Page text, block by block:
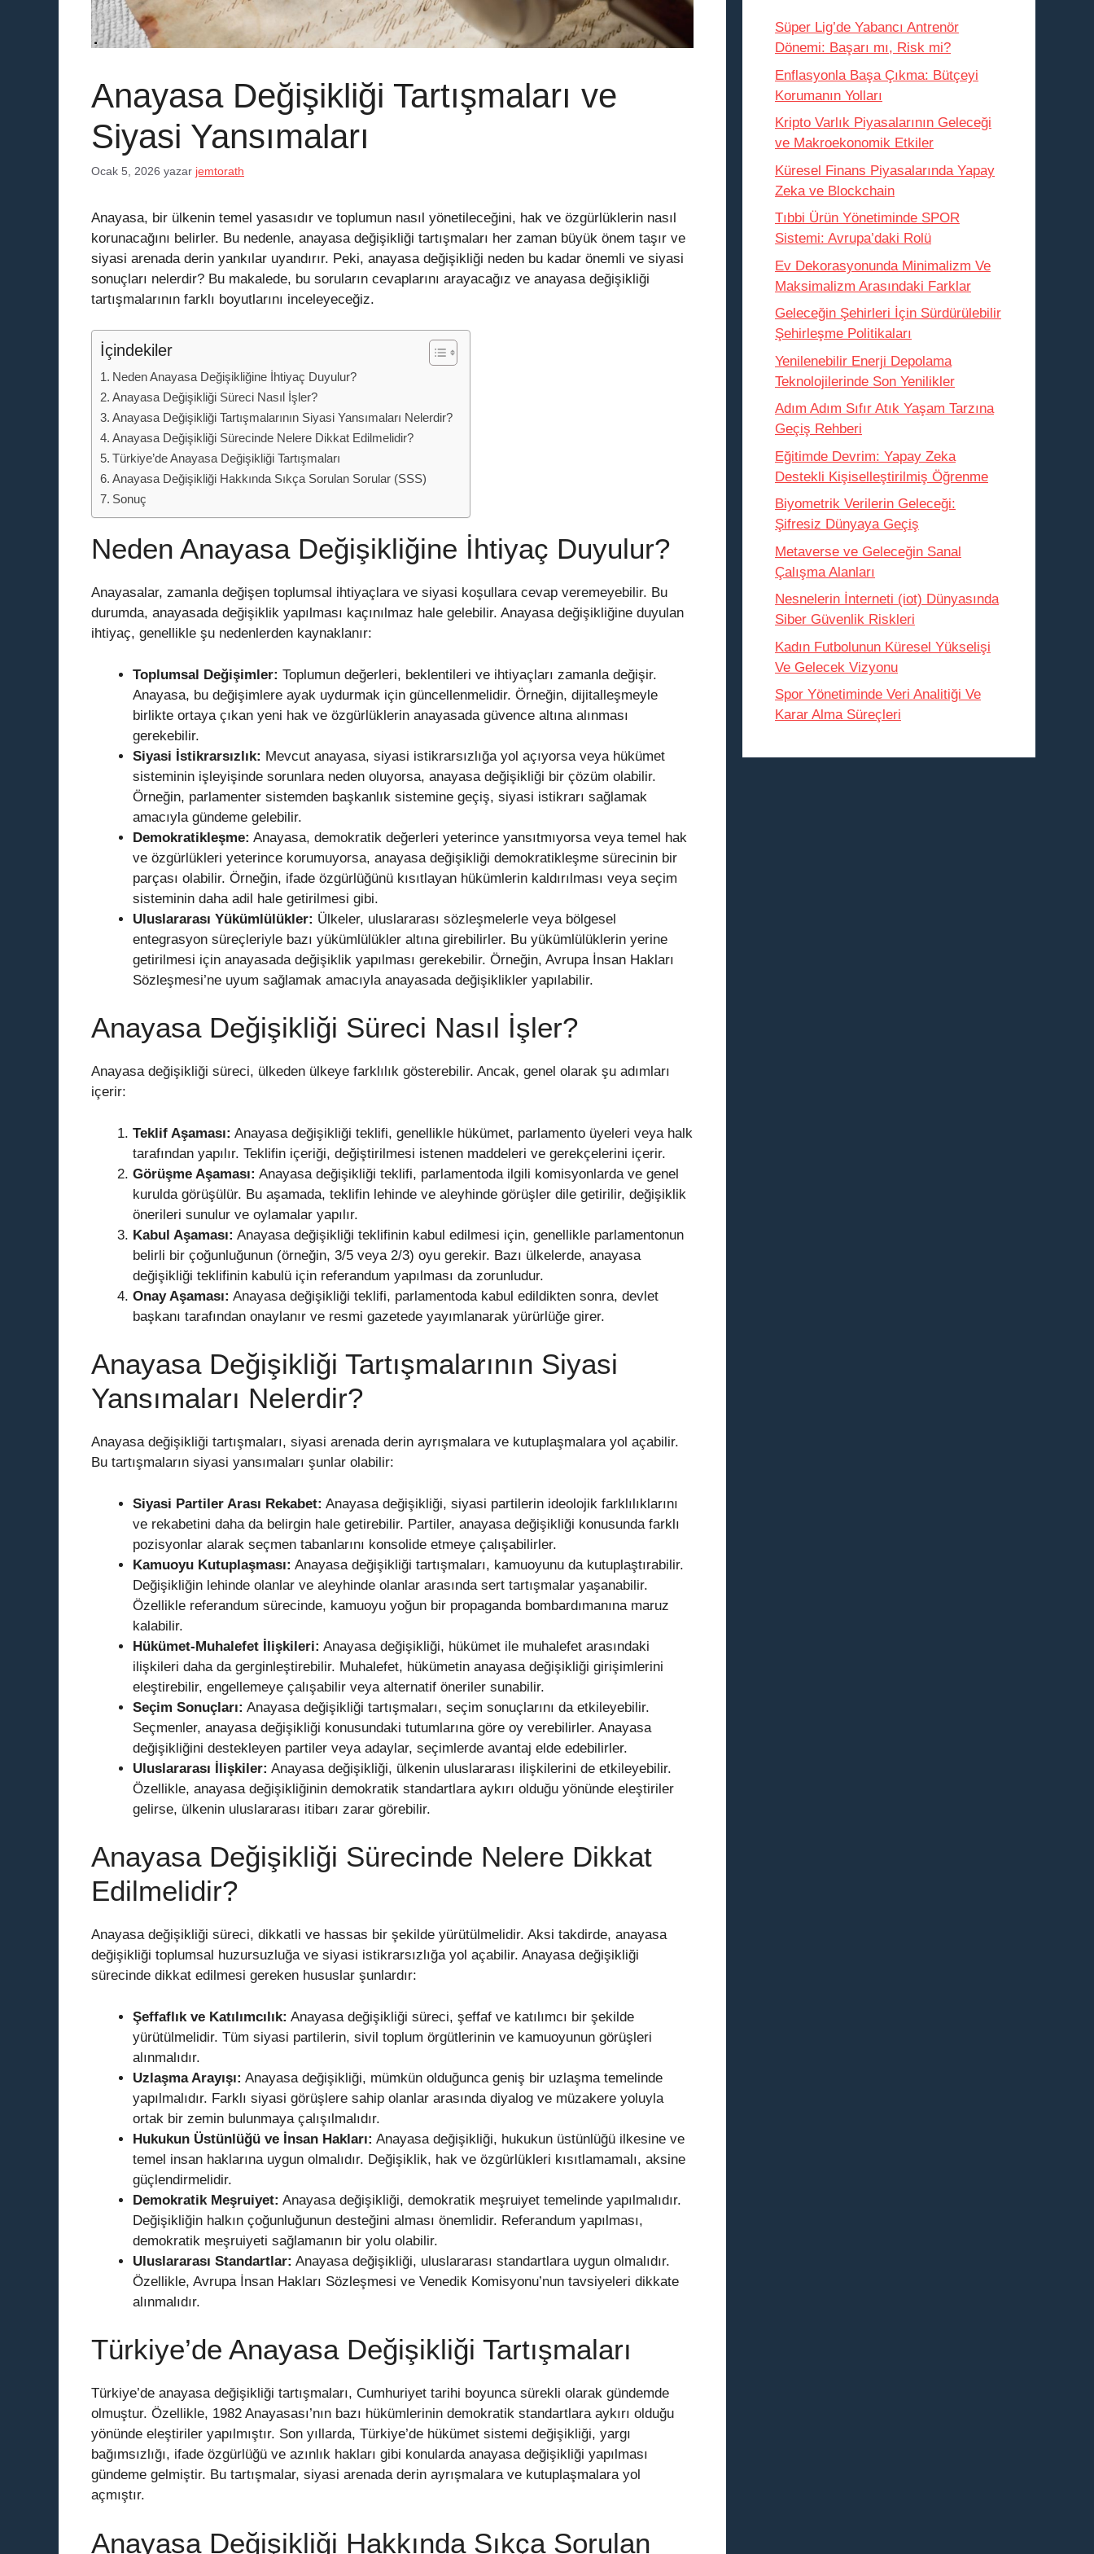
Anayasa Değişikliği Tartışmaları ve
Siyasi Yansımaları
Ocak 5, 2026 yazar jemtorath
Anayasa, bir ülkenin temel yasasıdır ve toplumun nasıl yönetileceğini, hak ve özgürlüklerin nasıl
korunacağını belirler. Bu nedenle, anayasa değişikliği tartışmaları her zaman büyük önem taşır ve
siyasi arenada derin yankılar uyandırır. Peki, anayasa değişikliği neden bu kadar önemli ve siyasi
sonuçları nelerdir? Bu makalede, bu soruların cevaplarını arayacağız ve anayasa değişikliği
tartışmalarının farklı boyutlarını inceleyeceğiz.
İçindekiler
Neden Anayasa Değişikliğine İhtiyaç Duyulur?
Anayasa Değişikliği Süreci Nasıl İşler?
Anayasa Değişikliği Tartışmalarının Siyasi Yansımaları Nelerdir?
Anayasa Değişikliği Sürecinde Nelere Dikkat Edilmelidir?
Türkiye’de Anayasa Değişikliği Tartışmaları
Anayasa Değişikliği Hakkında Sıkça Sorulan Sorular (SSS)
Sonuç
Neden Anayasa Değişikliğine İhtiyaç Duyulur?
Anayasalar, zamanla değişen toplumsal ihtiyaçlara ve siyasi koşullara cevap veremeyebilir. Bu
durumda, anayasada değişiklik yapılması kaçınılmaz hale gelebilir. Anayasa değişikliğine duyulan
ihtiyaç, genellikle şu nedenlerden kaynaklanır:
Toplumsal Değişimler: Toplumun değerleri, beklentileri ve ihtiyaçları zamanla değişir.
Anayasa, bu değişimlere ayak uydurmak için güncellenmelidir. Örneğin, dijitalleşmeyle
birlikte ortaya çıkan yeni hak ve özgürlüklerin anayasada güvence altına alınması
gerekebilir.
Siyasi İstikrarsızlık: Mevcut anayasa, siyasi istikrarsızlığa yol açıyorsa veya hükümet
sisteminin işleyişinde sorunlara neden oluyorsa, anayasa değişikliği bir çözüm olabilir.
Örneğin, parlamenter sistemden başkanlık sistemine geçiş, siyasi istikrarı sağlamak
amacıyla gündeme gelebilir.
Demokratikleşme: Anayasa, demokratik değerleri yeterince yansıtmıyorsa veya temel hak
ve özgürlükleri yeterince korumuyorsa, anayasa değişikliği demokratikleşme sürecinin bir
parçası olabilir. Örneğin, ifade özgürlüğünü kısıtlayan hükümlerin kaldırılması veya seçim
sisteminin daha adil hale getirilmesi gibi.
Uluslararası Yükümlülükler: Ülkeler, uluslararası sözleşmelerle veya bölgesel
entegrasyon süreçleriyle bazı yükümlülükler altına girebilirler. Bu yükümlülüklerin yerine
getirilmesi için anayasada değişiklik yapılması gerekebilir. Örneğin, Avrupa İnsan Hakları
Sözleşmesi’ne uyum sağlamak amacıyla anayasada değişiklikler yapılabilir.
Anayasa Değişikliği Süreci Nasıl İşler?
Anayasa değişikliği süreci, ülkeden ülkeye farklılık gösterebilir. Ancak, genel olarak şu adımları
içerir:
Teklif Aşaması: Anayasa değişikliği teklifi, genellikle hükümet, parlamento üyeleri veya halk
tarafından yapılır. Teklifin içeriği, değiştirilmesi istenen maddeleri ve gerekçelerini içerir.
Görüşme Aşaması: Anayasa değişikliği teklifi, parlamentoda ilgili komisyonlarda ve genel
kurulda görüşülür. Bu aşamada, teklifin lehinde ve aleyhinde görüşler dile getirilir, değişiklik
önerileri sunulur ve oylamalar yapılır.
Kabul Aşaması: Anayasa değişikliği teklifinin kabul edilmesi için, genellikle parlamentonun
belirli bir çoğunluğunun (örneğin, 3/5 veya 2/3) oyu gerekir. Bazı ülkelerde, anayasa
değişikliği teklifinin kabulü için referandum yapılması da zorunludur.
Onay Aşaması: Anayasa değişikliği teklifi, parlamentoda kabul edildikten sonra, devlet
başkanı tarafından onaylanır ve resmi gazetede yayımlanarak yürürlüğe girer.
Anayasa Değişikliği Tartışmalarının Siyasi
Yansımaları Nelerdir?
Anayasa değişikliği tartışmaları, siyasi arenada derin ayrışmalara ve kutuplaşmalara yol açabilir.
Bu tartışmaların siyasi yansımaları şunlar olabilir:
Siyasi Partiler Arası Rekabet: Anayasa değişikliği, siyasi partilerin ideolojik farklılıklarını
ve rekabetini daha da belirgin hale getirebilir. Partiler, anayasa değişikliği konusunda farklı
pozisyonlar alarak seçmen tabanlarını konsolide etmeye çalışabilirler.
Kamuoyu Kutuplaşması: Anayasa değişikliği tartışmaları, kamuoyunu da kutuplaştırabilir.
Değişikliğin lehinde olanlar ve aleyhinde olanlar arasında sert tartışmalar yaşanabilir.
Özellikle referandum sürecinde, kamuoyu yoğun bir propaganda bombardımanına maruz
kalabilir.
Hükümet-Muhalefet İlişkileri: Anayasa değişikliği, hükümet ile muhalefet arasındaki
ilişkileri daha da gerginleştirebilir. Muhalefet, hükümetin anayasa değişikliği girişimlerini
eleştirebilir, engellemeye çalışabilir veya alternatif öneriler sunabilir.
Seçim Sonuçları: Anayasa değişikliği tartışmaları, seçim sonuçlarını da etkileyebilir.
Seçmenler, anayasa değişikliği konusundaki tutumlarına göre oy verebilirler. Anayasa
değişikliğini destekleyen partiler veya adaylar, seçimlerde avantaj elde edebilirler.
Uluslararası İlişkiler: Anayasa değişikliği, ülkenin uluslararası ilişkilerini de etkileyebilir.
Özellikle, anayasa değişikliğinin demokratik standartlara aykırı olduğu yönünde eleştiriler
gelirse, ülkenin uluslararası itibarı zarar görebilir.
Anayasa Değişikliği Sürecinde Nelere Dikkat
Edilmelidir?
Anayasa değişikliği süreci, dikkatli ve hassas bir şekilde yürütülmelidir. Aksi takdirde, anayasa
değişikliği toplumsal huzursuzluğa ve siyasi istikrarsızlığa yol açabilir. Anayasa değişikliği
sürecinde dikkat edilmesi gereken hususlar şunlardır:
Şeffaflık ve Katılımcılık: Anayasa değişikliği süreci, şeffaf ve katılımcı bir şekilde
yürütülmelidir. Tüm siyasi partilerin, sivil toplum örgütlerinin ve kamuoyunun görüşleri
alınmalıdır.
Uzlaşma Arayışı: Anayasa değişikliği, mümkün olduğunca geniş bir uzlaşma temelinde
yapılmalıdır. Farklı siyasi görüşlere sahip olanlar arasında diyalog ve müzakere yoluyla
ortak bir zemin bulunmaya çalışılmalıdır.
Hukukun Üstünlüğü ve İnsan Hakları: Anayasa değişikliği, hukukun üstünlüğü ilkesine ve
temel insan haklarına uygun olmalıdır. Değişiklik, hak ve özgürlükleri kısıtlamamalı, aksine
güçlendirmelidir.
Demokratik Meşruiyet: Anayasa değişikliği, demokratik meşruiyet temelinde yapılmalıdır.
Değişikliğin halkın çoğunluğunun desteğini alması önemlidir. Referandum yapılması,
demokratik meşruiyeti sağlamanın bir yolu olabilir.
Uluslararası Standartlar: Anayasa değişikliği, uluslararası standartlara uygun olmalıdır.
Özellikle, Avrupa İnsan Hakları Sözleşmesi ve Venedik Komisyonu’nun tavsiyeleri dikkate
alınmalıdır.
Türkiye’de Anayasa Değişikliği Tartışmaları
Türkiye’de anayasa değişikliği tartışmaları, Cumhuriyet tarihi boyunca sürekli olarak gündemde
olmuştur. Özellikle, 1982 Anayasası’nın bazı hükümlerinin demokratik standartlara aykırı olduğu
yönünde eleştiriler yapılmıştır. Son yıllarda, Türkiye’de hükümet sistemi değişikliği, yargı
bağımsızlığı, ifade özgürlüğü ve azınlık hakları gibi konularda anayasa değişikliği yapılması
gündeme gelmiştir. Bu tartışmalar, siyasi arenada derin ayrışmalara ve kutuplaşmalara yol
açmıştır.
Anayasa Değişikliği Hakkında Sıkça Sorulan
Süper Lig’de Yabancı Antrenör
Dönemi: Başarı mı, Risk mi?
Enflasyonla Başa Çıkma: Bütçeyi
Korumanın Yolları
Kripto Varlık Piyasalarının Geleceği
ve Makroekonomik Etkiler
Küresel Finans Piyasalarında Yapay
Zeka ve Blockchain
Tıbbi Ürün Yönetiminde SPOR
Sistemi: Avrupa’daki Rolü
Ev Dekorasyonunda Minimalizm Ve
Maksimalizm Arasındaki Farklar
Geleceğin Şehirleri İçin Sürdürülebilir
Şehirleşme Politikaları
Yenilenebilir Enerji Depolama
Teknolojilerinde Son Yenilikler
Adım Adım Sıfır Atık Yaşam Tarzına
Geçiş Rehberi
Eğitimde Devrim: Yapay Zeka
Destekli Kişiselleştirilmiş Öğrenme
Biyometrik Verilerin Geleceği:
Şifresiz Dünyaya Geçiş
Metaverse ve Geleceğin Sanal
Çalışma Alanları
Nesnelerin İnterneti (iot) Dünyasında
Siber Güvenlik Riskleri
Kadın Futbolunun Küresel Yükselişi
Ve Gelecek Vizyonu
Spor Yönetiminde Veri Analitiği Ve
Karar Alma Süreçleri